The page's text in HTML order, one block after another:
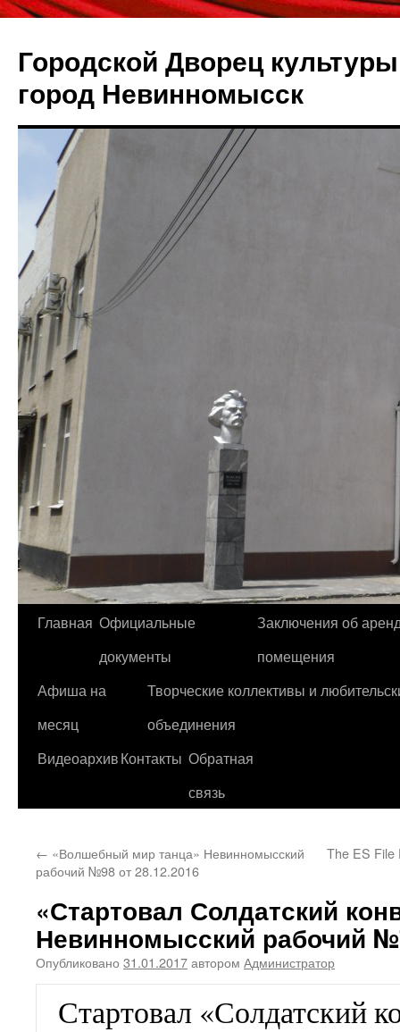
Городской Дворец
город Невинномысск
Перейти
содержимому
Главная Официальные
документы
Заключения об
помещения
Афиша на
месяц
Творческие коллективы и
объединения
ВидеоархивКонтакты Обратная
связь
← «Волшебный мир танца» Невинномысский
рабочий №98 от 28.12.2016
The ES File
«Стартовал Солдатский
Невинномысский рабочий
Опубликовано 31.01.2017автором Администратор
Стартовал «Солдатский